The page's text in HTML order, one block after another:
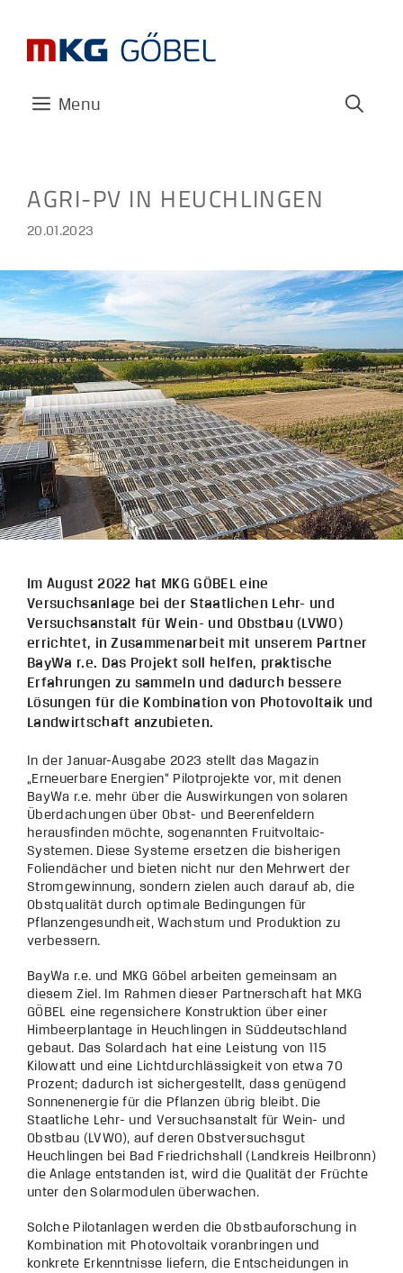
springen
Menu
AGRI-PV IN HEUCHLINGEN
20.01.2023
Im August 2022 hat MKG GÖBEL eine
Versuchsanlage bei der Staatlichen Lehr- und
Versuchsanstalt für Wein- und Obstbau (LVWO)
errichtet, in Zusammenarbeit mit unserem Partner
BayWa r.e. Das Projekt soll helfen, praktische
Erfahrungen zu sammeln und dadurch bessere
Lösungen für die Kombination von Photovoltaik und
Landwirtschaft anzubieten.
In der Januar-Ausgabe 2023 stellt das Magazin
„Erneuerbare Energien“ Pilotprojekte vor, mit denen
BayWa r.e. mehr über die Auswirkungen von solaren
Überdachungen über Obst- und Beerenfeldern
herausfinden möchte, sogenannten Fruitvoltaic-
Systemen. Diese Systeme ersetzen die bisherigen
Foliendächer und bieten nicht nur den Mehrwert der
Stromgewinnung, sondern zielen auch darauf ab, die
Obstqualität durch optimale Bedingungen für
Pflanzengesundheit, Wachstum und Produktion zu
verbessern.
BayWa r.e. und MKG Göbel arbeiten gemeinsam an
diesem Ziel. Im Rahmen dieser Partnerschaft hat MKG
GÖBEL eine regensichere Konstruktion über einer
Himbeerplantage in Heuchlingen in Süddeutschland
gebaut. Das Solardach hat eine Leistung von 115
Kilowatt und eine Lichtdurchlässigkeit von etwa 70
Prozent; dadurch ist sichergestellt, dass genügend
Sonnenenergie für die Pflanzen übrig bleibt. Die
Staatliche Lehr- und Versuchsanstalt für Wein- und
Obstbau (LVWO), auf deren Obstversuchsgut
Heuchlingen bei Bad Friedrichshall (Landkreis Heilbronn)
die Anlage entstanden ist, wird die Qualität der Früchte
unter den Solarmodulen überwachen.
Solche Pilotanlagen werden die Obstbauforschung in
Kombination mit Photovoltaik voranbringen und
konkrete Erkenntnisse liefern, die Entscheidungen in